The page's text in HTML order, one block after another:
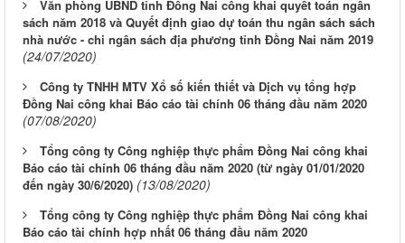
Văn phòng UBND tỉnh Đồng Nai công khai quyết toán ngân
sách năm 2018 và Quyết định giao dự toán thu ngân sách sách
nhà nước - chi ngân sách địa phương tỉnh Đồng Nai năm 2019
(24/07/2020)
Công ty TNHH MTV Xổ số kiến thiết và Dịch vụ tổng hợp
Đồng Nai công khai Báo cáo tài chính 06 tháng đầu năm 2020
(07/08/2020)
Tổng công ty Công nghiệp thực phẩm Đồng Nai công khai
Báo cáo tài chính 06 tháng đầu năm 2020 (từ ngày 01/01/2020
đến ngày 30/6/2020) (13/08/2020)
Tổng công ty Công nghiệp thực phẩm Đồng Nai công khai
Báo cáo tài chính hợp nhất 06 tháng đầu năm 2020